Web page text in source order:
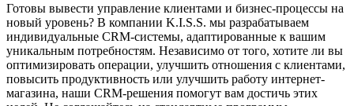
Готовы вывести управление клиентами и бизнес-процессы на
новый уровень? В компании K.I.S.S. мы разрабатываем
индивидуальные CRM-системы, адаптированные к вашим
уникальным потребностям. Независимо от того, хотите ли вы
оптимизировать операции, улучшить отношения с клиентами,
повысить продуктивность или улучшить работу интернет-
магазина, наши CRM-решения помогут вам достичь этих